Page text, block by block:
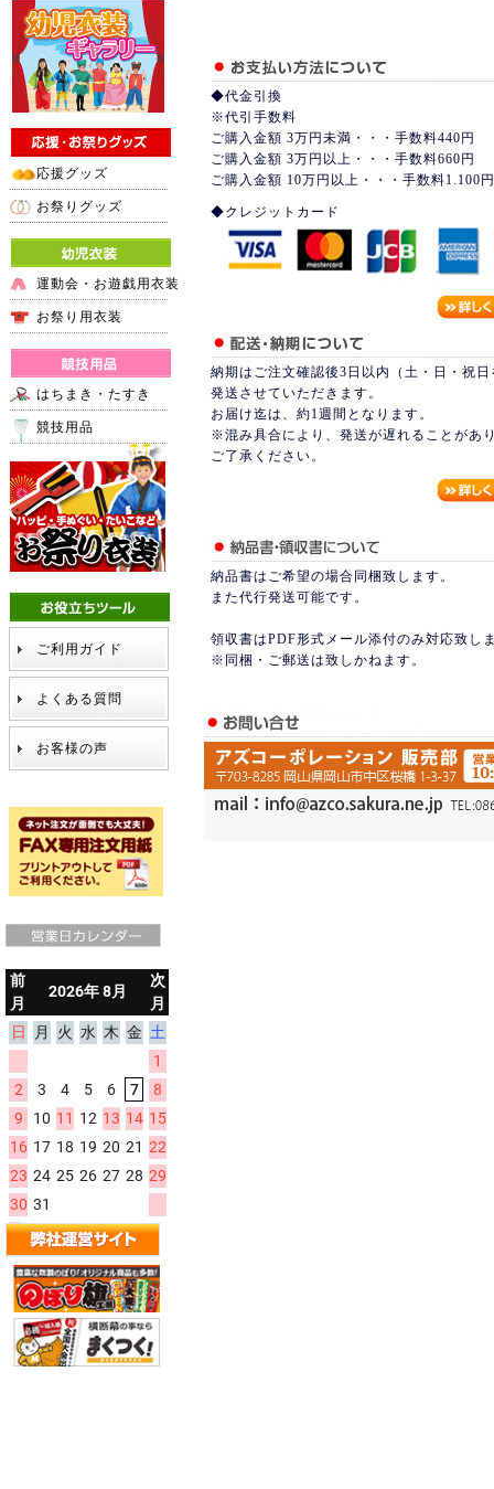
応援グッズ
お祭りグッズ
運動会・お遊戯用衣装
お祭り用衣装
はちまき・たすき
競技用品
ご利用ガイド
よくある質問
お客様の声
◆代金引換
※代引手数料
ご購入金額 3万円未満・・・手数料440円
ご購入金額 3万円以上・・・手数料660円
ご購入金額 10万円以上・・・手数料1.100円
◆クレジットカード
納期はご注文確認後3日以内（土・日・祝
発送させていただきます。
お届け迄は、約1週間となります。
※混み具合により、発送が遅れることがあ
ご了承ください。
納品書はご希望の場合同梱致します。
また代行発送可能です。
領収書はPDF形式メール添付のみ対応致し
※同梱・ご郵送は致しかねます。